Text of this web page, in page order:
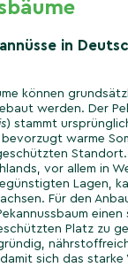
in
können
werden. Der
) stammt
warme
Standort.
vor allem in
Lagen,
Für den
einen
Platz zu
sich das starke